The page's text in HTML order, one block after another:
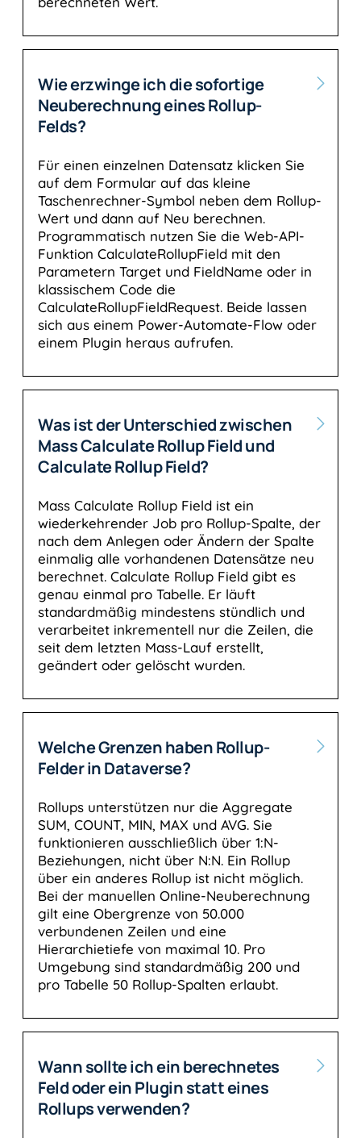
Wie erzwinge ich die sofortige
Neuberechnung eines Rollup-
Felds?
Für einen einzelnen Datensatz klicken Sie
auf dem Formular auf das kleine
Taschenrechner-Symbol neben dem Rollup-
Wert und dann auf Neu berechnen.
Programmatisch nutzen Sie die Web-API-
Funktion CalculateRollupField mit den
Parametern Target und FieldName oder in
klassischem Code die
CalculateRollupFieldRequest. Beide lassen
sich aus einem Power-Automate-Flow oder
einem Plugin heraus aufrufen.
Was ist der Unterschied zwischen
Mass Calculate Rollup Field und
Calculate Rollup Field?
Mass Calculate Rollup Field ist ein
wiederkehrender Job pro Rollup-Spalte, der
nach dem Anlegen oder Ändern der Spalte
einmalig alle vorhandenen Datensätze neu
berechnet. Calculate Rollup Field gibt es
genau einmal pro Tabelle. Er läuft
standardmäßig mindestens stündlich und
verarbeitet inkrementell nur die Zeilen, die
seit dem letzten Mass-Lauf erstellt,
geändert oder gelöscht wurden.
Welche Grenzen haben Rollup-
Felder in Dataverse?
Rollups unterstützen nur die Aggregate
SUM, COUNT, MIN, MAX und AVG. Sie
funktionieren ausschließlich über 1:N-
Beziehungen, nicht über N:N. Ein Rollup
über ein anderes Rollup ist nicht möglich.
Bei der manuellen Online-Neuberechnung
gilt eine Obergrenze von 50.000
verbundenen Zeilen und eine
Hierarchietiefe von maximal 10. Pro
Umgebung sind standardmäßig 200 und
pro Tabelle 50 Rollup-Spalten erlaubt.
Wann sollte ich ein berechnetes
Feld oder ein Plugin statt eines
Rollups verwenden?